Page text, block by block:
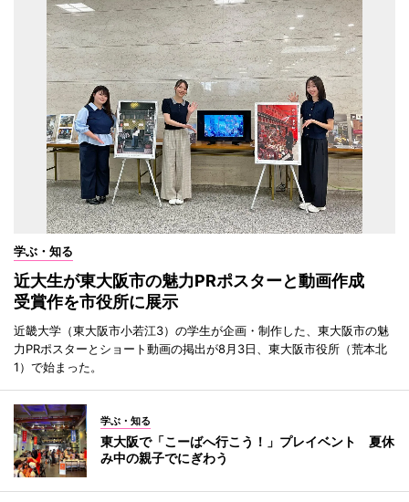
学ぶ・知る
近大生が東大阪市の魅力PRポスターと動画作成
受賞作を市役所に展示
近畿大学（東大阪市小若江3）の学生が企画・制作した、東大阪市の魅
力PRポスターとショート動画の掲出が8月3日、東大阪市役所（荒本北
1）で始まった。
学ぶ・知る
東大阪で「こーばへ行こう！」プレイベント 夏休
み中の親子でにぎわう